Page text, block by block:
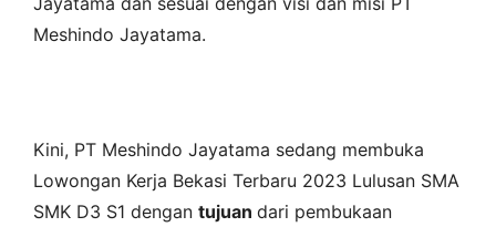
Meshindo Jayatama.
Kini, PT Meshindo Jayatama sedang membuka
Lowongan Kerja Bekasi Terbaru 2023 Lulusan SMA
SMK D3 S1 dengan tujuan dari pembukaan